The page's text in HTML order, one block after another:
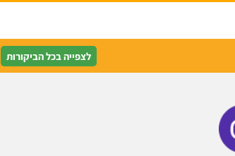
לצפייה בכל הביקורות